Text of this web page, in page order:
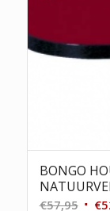
BONGO
€57,95 €